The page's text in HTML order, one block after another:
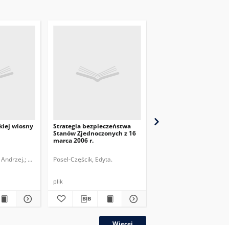
wiosny
Polski Instytut Spraw Międzynarodowych.
Strategia bezpieczeństwa
Stanów Zjednoczonych z 16
marca 2006 r.
Posel-Częścik, Edyta.
plik